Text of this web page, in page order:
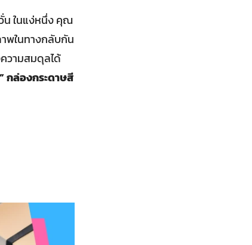
น ในแง่หนึ่ง คุณ
พในทางกลับกัน
วามสมดุลได้
” กล่องกระดาษสี